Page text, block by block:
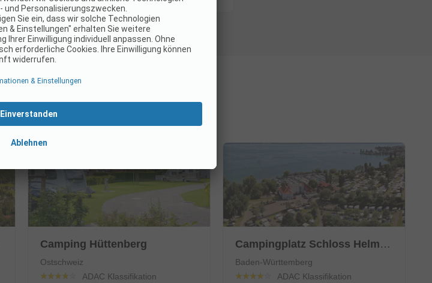
Camping Hüttenberg
Ostschweiz
ADAC Klassifikation
Campingplatz Schloss Helmsdorf
Baden-Württemberg
ADAC Klassifikation